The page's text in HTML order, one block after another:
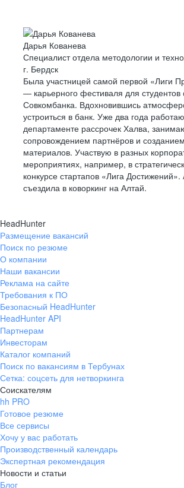
Дарья Кованева
Специалист отдела методологии и
г. Бердск
Была участницей самой первой «Лиги
— карьерного фестиваля для студентов
Совкомбанка. Вдохновившись
устроиться в банк. Уже два года
департаменте рассрочек Халва,
сопровождением партнёров и
материалов. Участвую в разных
мероприятиях, например, в
конкурсе стартапов «Лига
съездила в коворкинг на Алтай.
HeadHunter
Размещение вакансий
Поиск по резюме
О компании
Наши вакансии
Реклама на сайте
Требования к ПО
Безопасный HeadHunter
HeadHunter API
Партнерам
Инвесторам
Каталог компаний
Поиск по вакансиям в Тербунах
Сетка: соцсеть для нетворкинга
Соискателям
hh PRO
Готовое резюме
Все сервисы
Хочу у вас работать
Производственный календарь
Экспертная рекомендация
Новости и статьи
Блог